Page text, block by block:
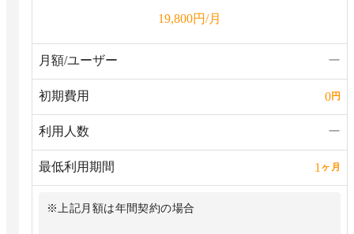
・分析可能期間 : 最大2年間
19,800円/月
月額/ユーザー ー
初期費用 0円
利用人数 ー
最低利用期間 1 ヶ月
※上記月額は年間契約の場合